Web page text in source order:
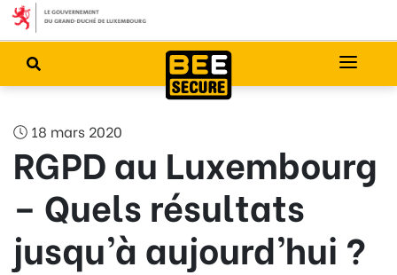
18 mars 2020
RGPD au Luxembourg
– Quels résultats
jusqu’à aujourd’hui ?